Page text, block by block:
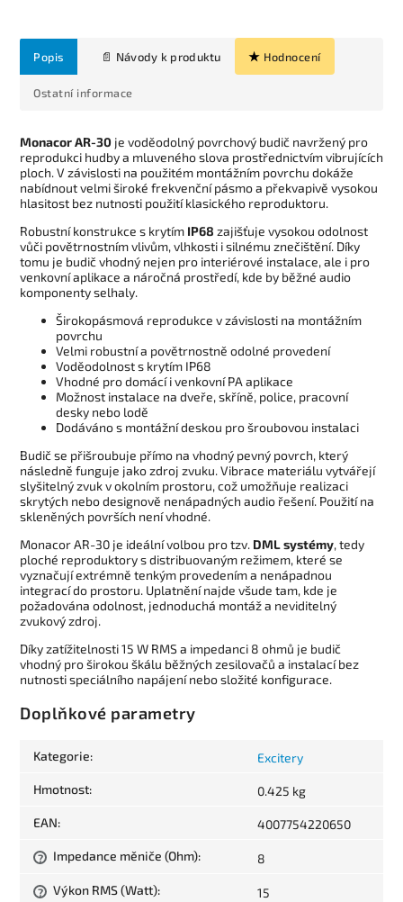
Popis Hodnocení
Ostatní informace
Monacor AR-30 je voděodolný povrchový budič navržený pro
reprodukci hudby a mluveného slova prostřednictvím vibrujících
ploch. V závislosti na použitém montážním povrchu dokáže
nabídnout velmi široké frekvenční pásmo a překvapivě vysokou
hlasitost bez nutnosti použití klasického reproduktoru.
Robustní konstrukce s krytím IP68 zajišťuje vysokou odolnost
vůči povětrnostním vlivům, vlhkosti i silnému znečištění. Díky
tomu je budič vhodný nejen pro interiérové instalace, ale i pro
venkovní aplikace a náročná prostředí, kde by běžné audio
komponenty selhaly.
Širokopásmová reprodukce v závislosti na montážním
povrchu
Velmi robustní a povětrnostně odolné provedení
Voděodolnost s krytím IP68
Vhodné pro domácí i venkovní PA aplikace
Možnost instalace na dveře, skříně, police, pracovní
desky nebo lodě
Dodáváno s montážní deskou pro šroubovou instalaci
Budič se přišroubuje přímo na vhodný pevný povrch, který
následně funguje jako zdroj zvuku. Vibrace materiálu vytvářejí
slyšitelný zvuk v okolním prostoru, což umožňuje realizaci
skrytých nebo designově nenápadných audio řešení. Použití na
skleněných površích není vhodné.
Monacor AR-30 je ideální volbou pro tzv. DML systémy, tedy
ploché reproduktory s distribuovaným režimem, které se
vyznačují extrémně tenkým provedením a nenápadnou
integrací do prostoru. Uplatnění najde všude tam, kde je
požadována odolnost, jednoduchá montáž a neviditelný
zvukový zdroj.
Díky zatížitelnosti 15 W RMS a impedanci 8 ohmů je budič
vhodný pro širokou škálu běžných zesilovačů a instalací bez
nutnosti speciálního napájení nebo složité konfigurace.
Doplňkové parametry
Kategorie: Excitery
Hmotnost: 0.425 kg
EAN: 4007754220650
? Impedance měniče (Ohm): 8
? Výkon RMS (Watt): 15